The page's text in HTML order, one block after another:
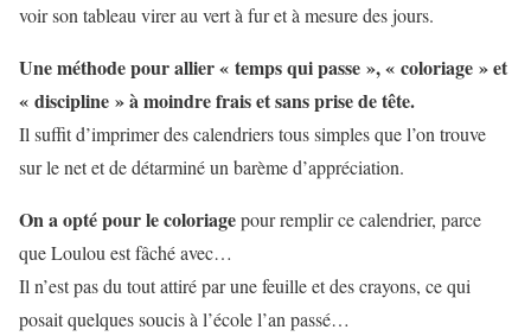
voir son tableau virer au vert à fur et à mesure des jours.
Une méthode pour allier « temps qui passe », « coloriage » et
« discipline » à moindre frais et sans prise de tête.
Il suffit d’imprimer des calendriers tous simples que l’on trouve
sur le net et de détarminé un barème d’appréciation.
On a opté pour le coloriagepour remplir ce calendrier, parce
que Loulou est fâché avec…
Il n’est pas du tout attiré par une feuille et des crayons, ce qui
posait quelques soucis à l’école l’an passé…